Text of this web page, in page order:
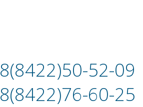
8(8422)50-52-09
8(8422)76-60-25